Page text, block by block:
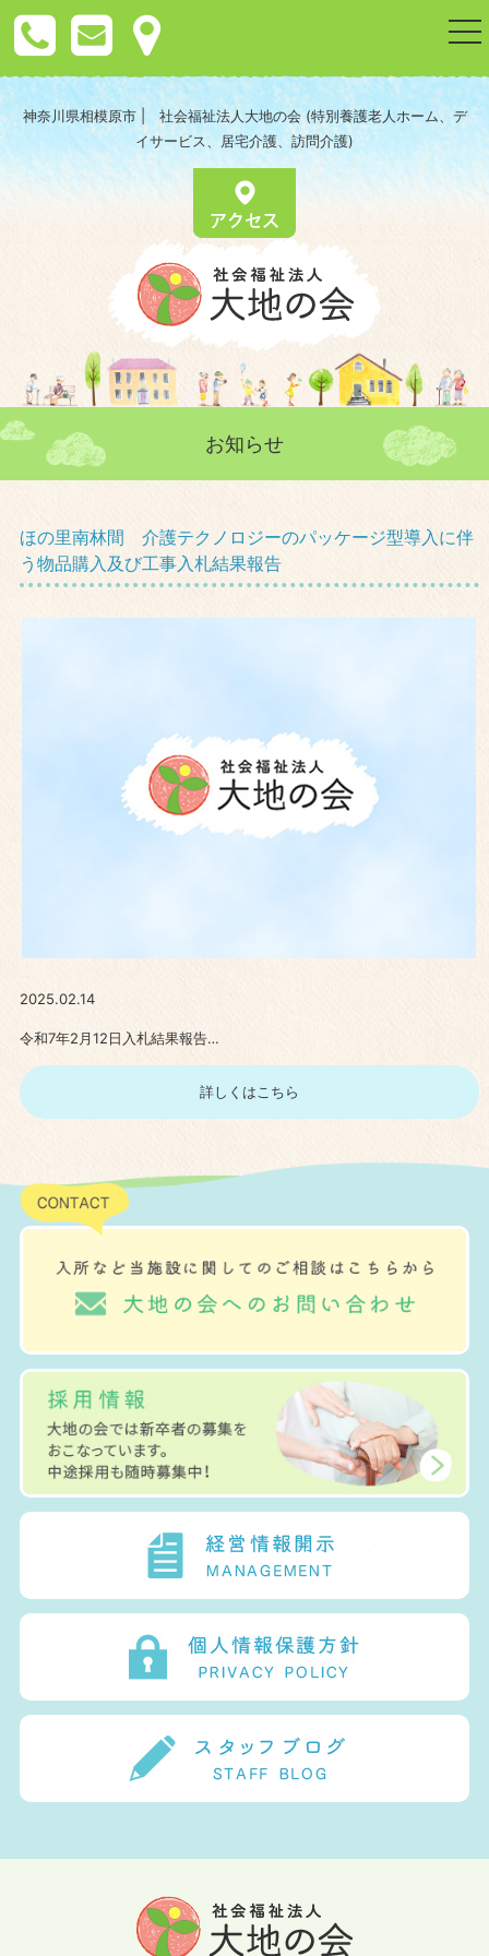
神奈川県相模原市 | 社会福祉法人大地の会 (特別養護老人ホーム、デ
イサービス、居宅介護、訪問介護)
お知らせ
ほの里南林間 介護テクノロジーのパッケージ型導入に伴
う物品購入及び工事入札結果報告
2025.02.14
令和7年2月12日入札結果報告…
詳しくはこちら